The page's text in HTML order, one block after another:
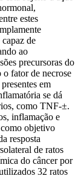
estes
de
ao
precursoras do
fator de necrose
em
se dá
como TNF-±.
inflamação e
como objetivo
resposta
de ratos
do câncer por
32 ratos